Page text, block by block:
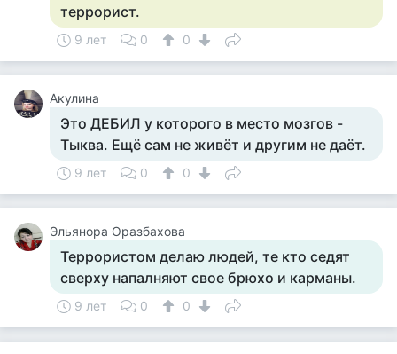
террорист.
9 лет 0 0
Акулина
Это ДЕБИЛ у которого в место мозгов -
Тыква. Ещё сам не живёт и другим не даёт.
9 лет 0 0
Эльянора Оразбахова
Террористом делаю людей, те кто седят
сверху напалняют свое брюхо и карманы.
9 лет 0 0